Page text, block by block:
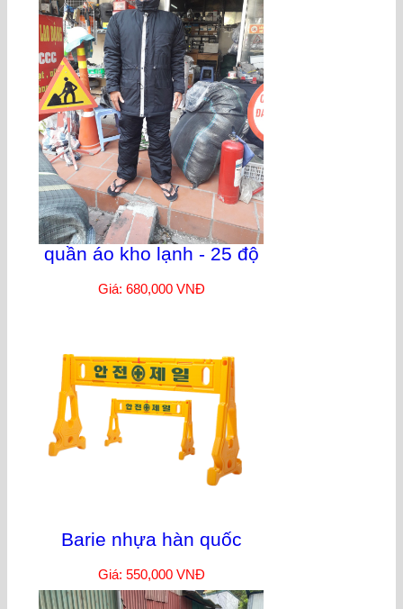
quần áo kho lạnh - 25 độ
Giá: 680,000 VNĐ
Barie nhựa hàn quốc
Giá: 550,000 VNĐ